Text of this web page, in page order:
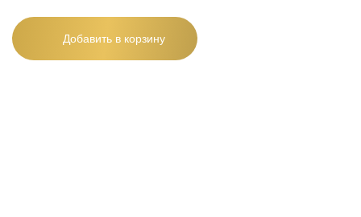
Добавить в корзину